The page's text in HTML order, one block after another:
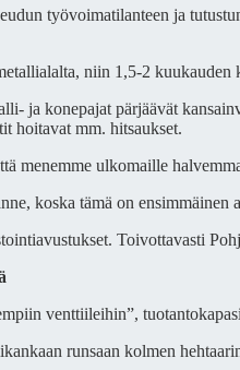
työvoimatilanteen ja
niin 1,5-2
ja konepajat pärjäävät
hoitavat mm. hitsaukset.
menemme ulkomaille
koska tämä on ensimmäinen
Toivottavasti
venttiileihin”,
runsaan kolmen